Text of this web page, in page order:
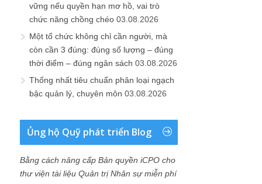
vững nếu quyền hạn mơ hồ, vai trò
chức năng chồng chéo 03.08.2026
Một tổ chức không chỉ cần người, mà
còn cần 3 đúng: đúng số lượng – đúng
thời điểm – đúng ngân sách 03.08.2026
Thống nhất tiêu chuẩn phân loại ngạch
bậc quản lý, chuyên môn 03.08.2026
Ủng hộ Quỹ phát triển Blog
Bằng cách nâng cấp Bản quyền iCPO cho
thư viện tài liệu Quản trị Nhân sự miễn phí